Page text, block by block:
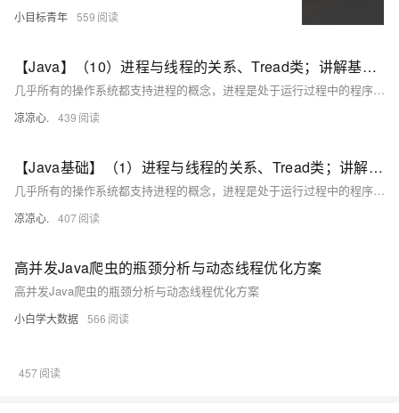
小目标青年 559
【Java】（10）进程与线程的关系、Tread类；讲解基本线程安全、网络编程内容；JSON序列化与反序列化
几乎所有的操作系统都支持进程的概念，进程是处于运行过程中的程序，并且具有一定的独立功能，进程是系统进行资源分配和调度的一个独立单位一般而言，进程包含如下三个特征。独立性动态性并发性。
凉凉心. 439
【Java基础】（1）进程与线程的关系、Tread类；讲解基本线程安全、网络编程内容；JSON序列化与反序列化
几乎所有的操作系统都支持进程的概念，进程是处于运行过程中的程序，并且具有一定的独立功能，进程是系统进行资源分配和调度的一个独立单位一般而言，进程包含如下三个特征。独立性动态性并发性。
凉凉心. 407
高并发Java爬虫的瓶颈分析与动态线程优化方案
高并发Java爬虫的瓶颈分析与动态线程优化方案
小白学大数据 566
457